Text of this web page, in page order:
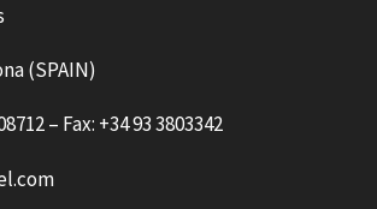
(SPAIN)
– Fax: +34 93 3803342